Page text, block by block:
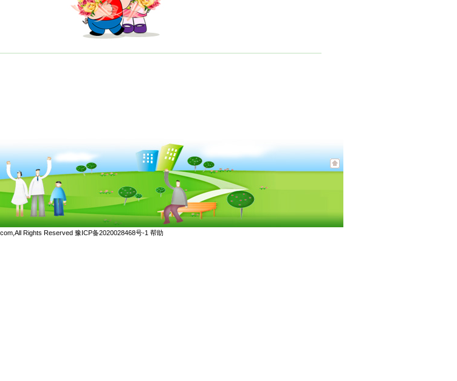
Rights Reserved 豫ICP备2020028468号-1 帮助